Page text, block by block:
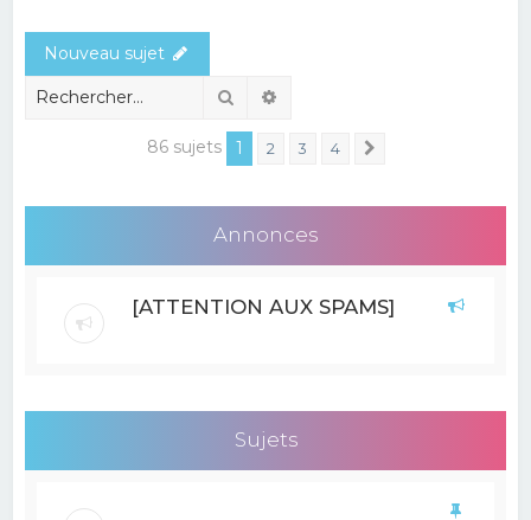
Nouveau sujet
Rechercher
86 sujets 1 2 3 4
Annonces
[ATTENTION AUX SPAMS]
Sujets